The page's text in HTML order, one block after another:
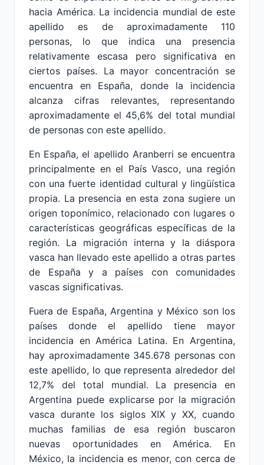
hacia América. La incidencia mundial de este
apellido es de aproximadamente 110
personas, lo que indica una presencia
relativamente escasa pero significativa en
ciertos países. La mayor concentración se
encuentra en España, donde la incidencia
alcanza cifras relevantes, representando
aproximadamente el 45,6% del total mundial
de personas con este apellido.
En España, el apellido Aranberri se encuentra
principalmente en el País Vasco, una región
con una fuerte identidad cultural y lingüística
propia. La presencia en esta zona sugiere un
origen toponímico, relacionado con lugares o
características geográficas específicas de la
región. La migración interna y la diáspora
vasca han llevado este apellido a otras partes
de España y a países con comunidades
vascas significativas.
Fuera de España, Argentina y México son los
países donde el apellido tiene mayor
incidencia en América Latina. En Argentina,
hay aproximadamente 345.678 personas con
este apellido, lo que representa alrededor del
12,7% del total mundial. La presencia en
Argentina puede explicarse por la migración
vasca durante los siglos XIX y XX, cuando
muchas familias de esa región buscaron
nuevas oportunidades en América. En
México, la incidencia es menor, con cerca de